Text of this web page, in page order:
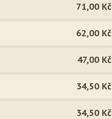
71,00 Kč
62,00 Kč
47,00 Kč
34,50 Kč
34,50 Kč